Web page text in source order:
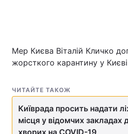
Мер Києва Віталій Кличко
жорсткого карантину у
ЧИТАЙТЕ ТАКОЖ
Київрада просить надати
місця у відомчих закладах
хворих на COVID-19